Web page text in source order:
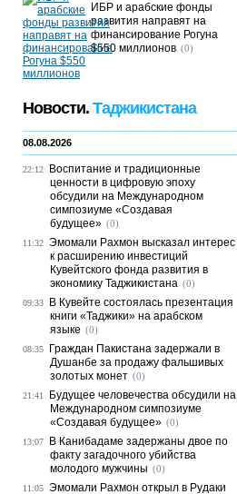
ИБР и арабские фонды
развития направят на
финансирование Рогуна
$550 миллионов (0)
Новости. Таджикистана
08.08.2026
22:12
Воспитание и традиционные
ценности в цифровую эпоху
обсудили на Международном
симпозиуме «Создавая
будущее» (0)
11:32 Эмомали Рахмон высказал интерес
к расширению инвестиций
Кувейтского фонда развития в
экономику Таджикистана (0)
09:33
В Кувейте состоялась презентация
книги «Таджики» на арабском
языке (0)
08:35
Граждан Пакистана задержали в
Душанбе за продажу фальшивых
золотых монет (0)
21:41
Будущее человечества обсудили на
Международном симпозиуме
«Создавая будущее» (0)
13:07
В Канибадаме задержаны двое по
факту загадочного убийства
молодого мужчины (0)
11:05 Эмомали Рахмон открыл в Рудаки